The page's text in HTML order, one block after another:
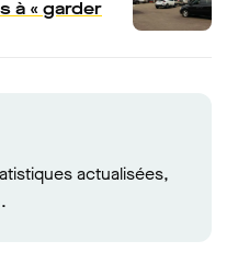
à « garder
actualisées,
.